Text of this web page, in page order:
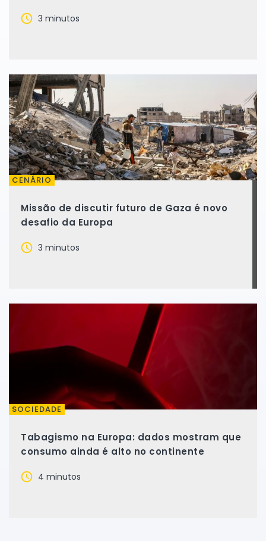
3 minutos
CENÁRIO
Missão de discutir futuro de Gaza é novo
desafio da Europa
3 minutos
SOCIEDADE
Tabagismo na Europa: dados mostram que
consumo ainda é alto no continente
4 minutos